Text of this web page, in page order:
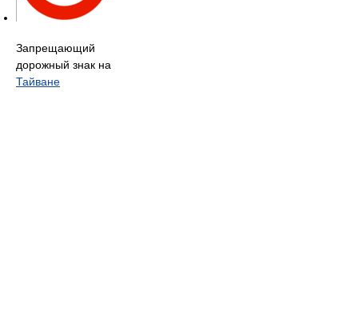
Запрещающий
дорожный знак на
Тайване